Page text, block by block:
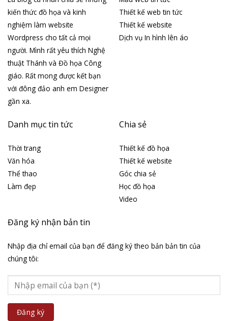
kiến thức đồ họa và kinh
nghiệm làm website
Wordpress cho tất cả mọi
người. Mình rất yêu thích Nghệ
thuật Thánh và Đồ họa Công
giáo. Rất mong được kết bạn
với đông đảo anh em Designer
gần xa.
Thiết kế web tin tức
Thiết kế website
Dịch vụ In hình lên áo
Danh mục tin tức
Thời trang
Văn hóa
Thể thao
Làm đẹp
Chia sẻ
Thiết kế đồ họa
Thiết kế website
Góc chia sẻ
Học đồ họa
Video
Đăng ký nhận bản tin
Nhập địa chỉ email của bạn để đăng ký theo bản bản tin của
chúng tôi: